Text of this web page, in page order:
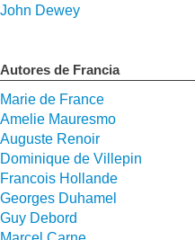
John Dewey
Autores de Francia
Marie de France
Amelie Mauresmo
Auguste Renoir
Dominique de Villepin
Francois Hollande
Georges Duhamel
Guy Debord